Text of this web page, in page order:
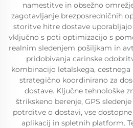
namestitve in obsežno
zagotavljanje brezposredničnih
storitve hitre dostave
vključno s poti optimizacijo s
realnim sledenjem pošiljkam in
pridobivanja carinske
kombinacijo letalskega,
strategično koordinirano za
dostave. Ključne tehnološke
štrikskeno berenje, GPS
potrditve o dostavi, vse
aplikacij in spletnih platform.